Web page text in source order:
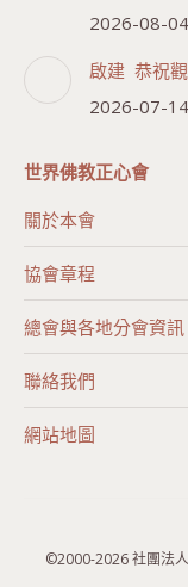
2026-08-04
啟建 恭祝
2026-07-14
世界佛教正心會
關於本會
協會章程
總會與各地分會資訊
聯絡我們
網站地圖
©2000-2026 社團法